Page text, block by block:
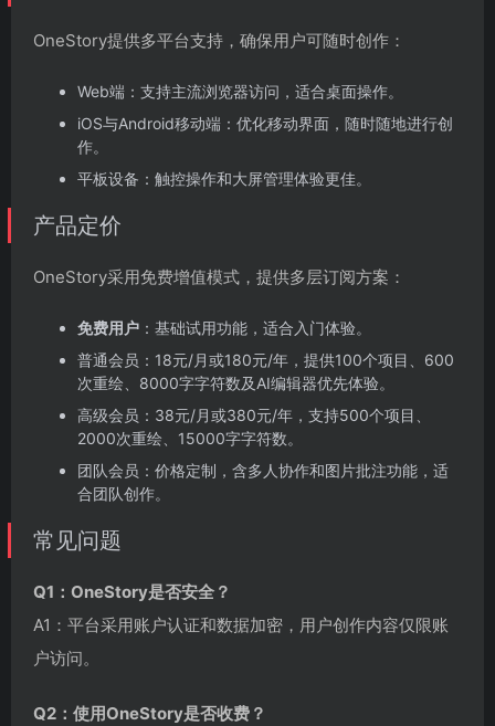
OneStory提供多平台支持，确保用户可随时创作：
Web端：支持主流浏览器访问，适合桌面操作。
iOS与Android移动端：优化移动界面，随时随地进行创
作。
平板设备：触控操作和大屏管理体验更佳。
产品定价
OneStory采用免费增值模式，提供多层订阅方案：
免费用户 ：基础试用功能，适合入门体验。
普通会员：18元/月或180元/年，提供100个项目、600
次重绘、8000字字符数及AI编辑器优先体验。
高级会员：38元/月或380元/年，支持500个项目、
2000次重绘、15000字字符数。
团队会员：价格定制，含多人协作和图片批注功能，适
合团队创作。
常见问题
Q1：OneStory是否安全？
A1：平台采用账户认证和数据加密，用户创作内容仅限账
户访问。
Q2：使用OneStory是否收费？